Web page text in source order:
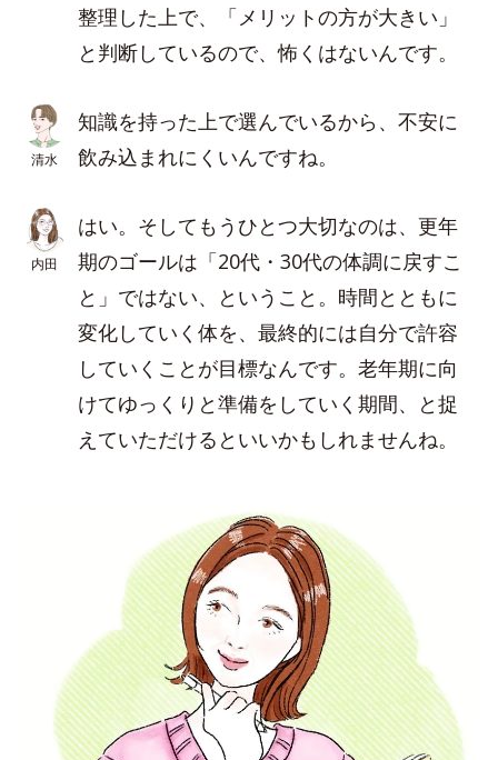
整理した上で、「メリットの方が大きい」
と判断しているので、怖くはないんです。
清水
知識を持った上で選んでいるから、不安に
飲み込まれにくいんですね。
内田
はい。そしてもうひとつ大切なのは、更年
期のゴールは「20代・30代の体調に戻すこ
と」ではない、ということ。時間とともに
変化していく体を、最終的には自分で許容
していくことが目標なんです。老年期に向
けてゆっくりと準備をしていく期間、と捉
えていただけるといいかもしれませんね。